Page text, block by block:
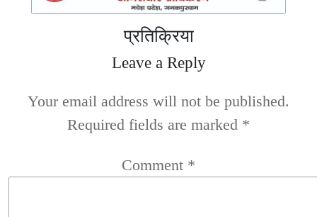
प्रतिक्रिया
Leave a Reply
Your email address will not be published.
Required fields are marked *
Comment *